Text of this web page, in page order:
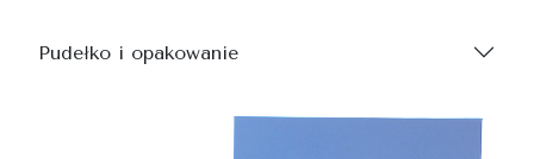
Pudełko i opakowanie